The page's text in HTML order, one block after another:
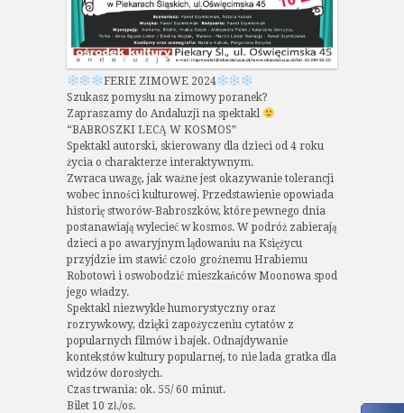
FERIE ZIMOWE 2024
Szukasz pomysłu na zimowy poranek?
Zapraszamy do Andaluzji na spektakl
“BABROSZKI LECĄ W KOSMOS”
Spektakl autorski, skierowany dla dzieci od 4 roku
życia o charakterze interaktywnym.
Zwraca uwagę, jak ważne jest okazywanie tolerancji
wobec inności kulturowej. Przedstawienie opowiada
historię stworów-Babroszków, które pewnego dnia
postanawiają wylecieć w kosmos. W podróż zabierają
dzieci a po awaryjnym lądowaniu na Księżycu
przyjdzie im stawić czoło groźnemu Hrabiemu
Robotowi i oswobodzić mieszkańców Moonowa spod
jego władzy.
Spektakl niezwykle humorystyczny oraz
rozrywkowy, dzięki zapożyczeniu cytatów z
popularnych filmów i bajek. Odnajdywanie
kontekstów kultury popularnej, to nie lada gratka dla
widzów dorosłych.
Czas trwania: ok. 55/ 60 minut.
Bilet 10 zł./os.